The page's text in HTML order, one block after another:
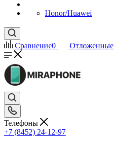
Honor/Huawei
Сравнение0 Отложенные
Телефоны
+7 (8452) 24-12-97